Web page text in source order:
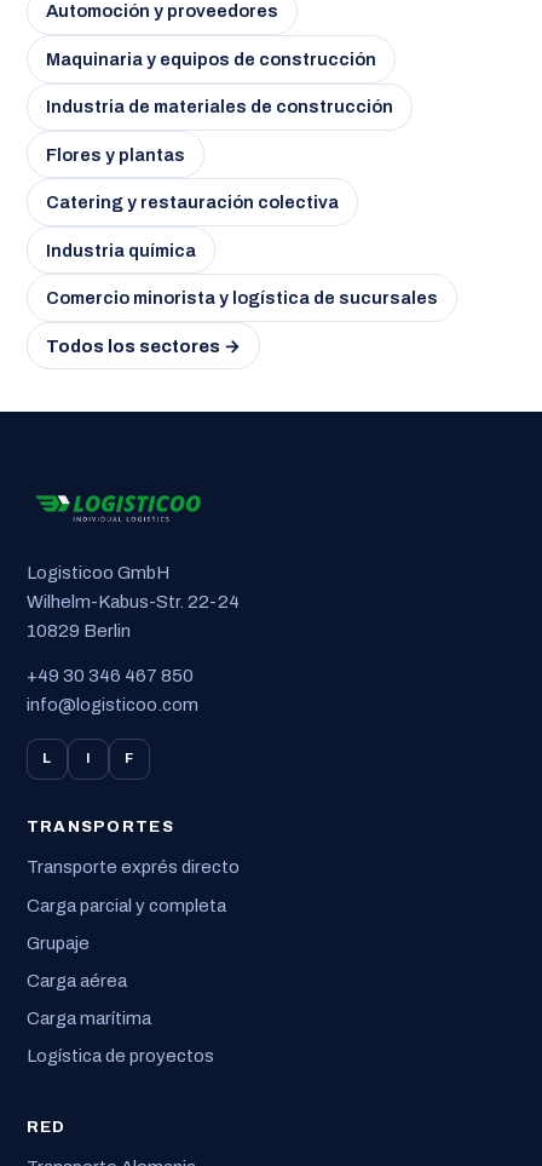
Automoción y proveedores
Maquinaria y equipos de construcción
Industria de materiales de construcción
Flores y plantas
Catering y restauración colectiva
Industria química
Comercio minorista y logística de sucursales
Todos los sectores →
Logisticoo GmbH
Wilhelm-Kabus-Str. 22-24
10829 Berlin
+49 30 346 467 850
info@logisticoo.com
L F
TRANSPORTES
Transporte exprés directo
Carga parcial y completa
Grupaje
Carga aérea
Carga marítima
Logística de proyectos
RED